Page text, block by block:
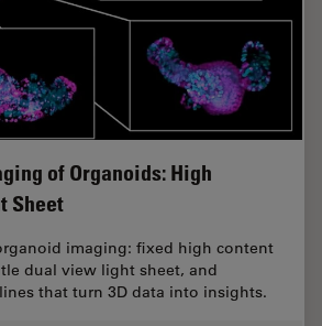
of Organoids: High
Sheet
imaging: fixed high content
dual view light sheet, and
that turn 3D data into insights.